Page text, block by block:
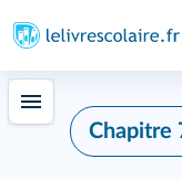
Chapitre